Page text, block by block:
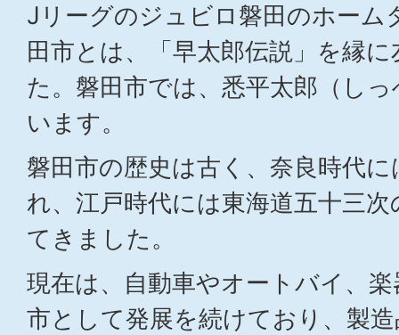
Jリーグのジュビロ磐田のホーム
田市とは、「早太郎伝説」を縁
た。磐田市では、悉平太郎（し
います。
磐田市の歴史は古く、奈良時代
れ、江戸時代には東海道五十三
てきました。
現在は、自動車やオートバイ、
市として発展を続けており、製